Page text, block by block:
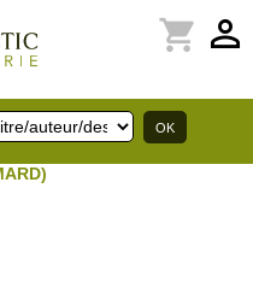
perm_identity
shopping_cart